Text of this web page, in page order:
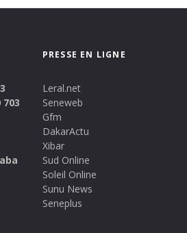
703
PRESSE EN LIGNE
Leral.net
Seneweb
Gfm
DakarActu
Xibar
Sud Online
Soleil Online
Sunu News
Seneplus